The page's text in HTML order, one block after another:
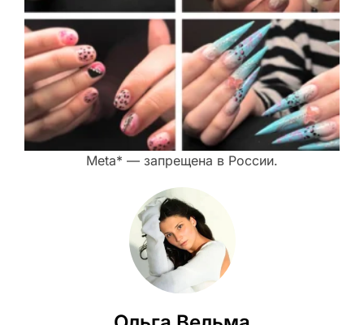
Meta* — запрещена в России.